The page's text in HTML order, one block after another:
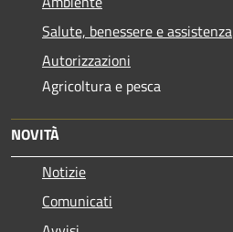
Salute, benessere e assistenza
Autorizzazioni
Agricoltura e pesca
NOVITÀ
Notizie
Comunicati